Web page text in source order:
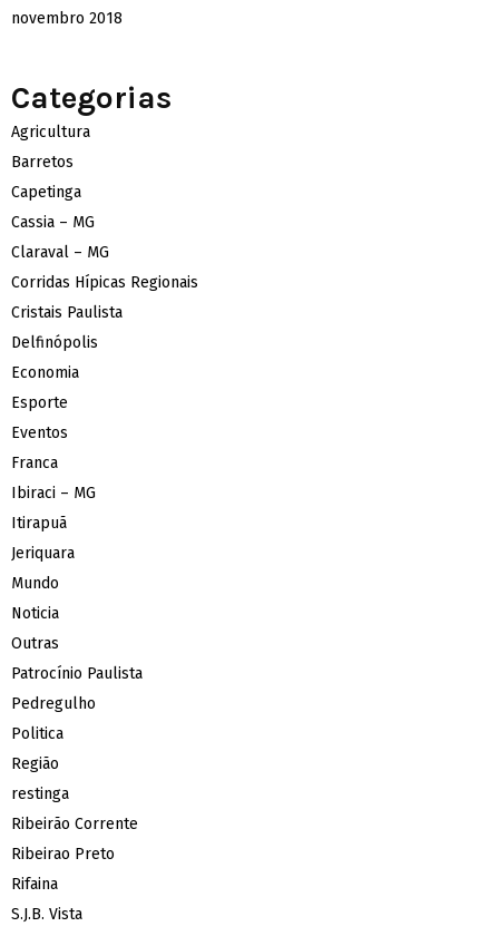
novembro 2018
Categorias
Agricultura
Barretos
Capetinga
Cassia – MG
Claraval – MG
Corridas Hípicas Regionais
Cristais Paulista
Delfinópolis
Economia
Esporte
Eventos
Franca
Ibiraci – MG
Itirapuã
Jeriquara
Mundo
Noticia
Outras
Patrocínio Paulista
Pedregulho
Politica
Região
restinga
Ribeirão Corrente
Ribeirao Preto
Rifaina
S.J.B. Vista